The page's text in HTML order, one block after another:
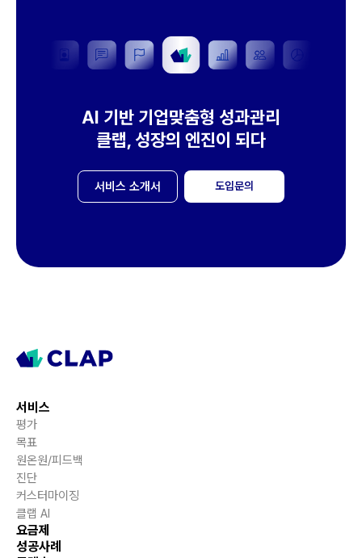
AI 기반 기업맞춤형 성과관리
클랩, 성장의 엔진이 되다
서비스 소개서 도입문의
서비스
평가
목표
원온원/피드백
진단
커스터마이징
클랩 AI
요금제
성공사례